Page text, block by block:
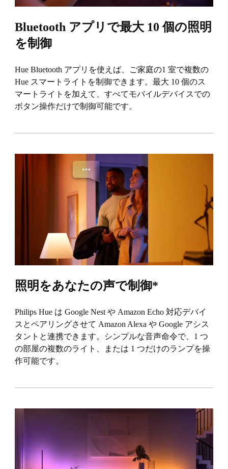
Bluetooth アプリで最大 10 個の照明
を制御
Hue Bluetooth アプリを使えば、ご家庭の1 室で複数の
Hue スマートライトを制御できます。最大 10 個のス
マートライトを加えて、すべてモバイルデバイスでの
ボタン操作だけで制御可能です。
照明をあなたの声で制御*
Philips Hue は Google Nest や Amazon Echo 対応デバイ
スとペアリングさせて Amazon Alexa や Google アシス
タントと連携できます。シンプルな音声命令で、1 つ
の部屋の複数のライト、または 1 つだけのランプを操
作可能です。